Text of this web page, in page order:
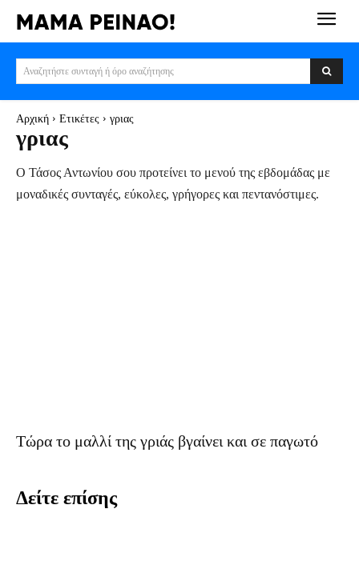
Αναζητήστε συνταγή ή όρο αναζήτησης
Αρχική Ετικέτες γριας
γριας
Ο Τάσος Αντωνίου σου προτείνει το μενού της εβδομάδας με
μοναδικές συνταγές, εύκολες, γρήγορες και πεντανόστιμες.
Τώρα το μαλλί της γριάς βγαίνει και σε παγωτό
Δείτε επίσης